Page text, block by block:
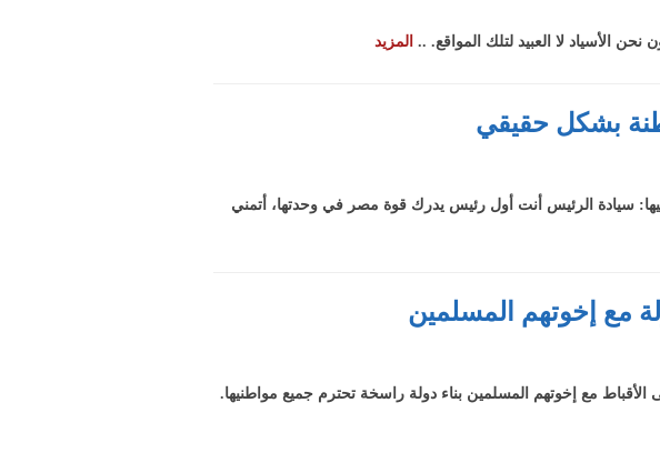
الأسياد لا العبيد لتلك المواقع. .. المزيد
بشكل حقيقي
سيادة الرئيس أنت أول رئيس يدرك قوة مصر في وحدتها، أتمني
مع إخوتهم المسلمين
الأقباط مع إخوتهم المسلمين بناء دولة راسخة تحترم جميع مواطنيها.